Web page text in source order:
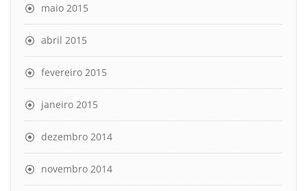
maio 2015
abril 2015
fevereiro 2015
janeiro 2015
dezembro 2014
novembro 2014